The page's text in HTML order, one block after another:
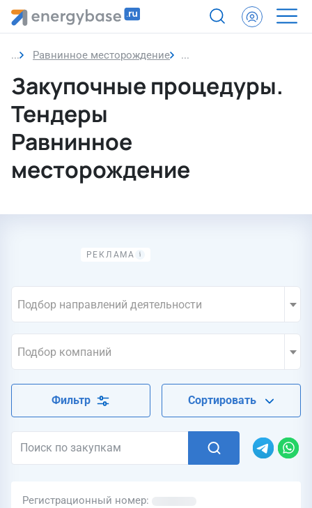
Равнинное месторождение Закупочные процедуры.
Закупочные процедуры.
Тендеры
Равнинное
месторождение
Подбор направлений деятельности
Подбор компаний
Фильтр Сортировать
Регистрационный номер